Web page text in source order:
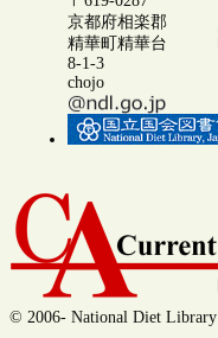
京都府相楽郡
精華町精華台
8-1-3
chojo
© 2006- National Diet Library